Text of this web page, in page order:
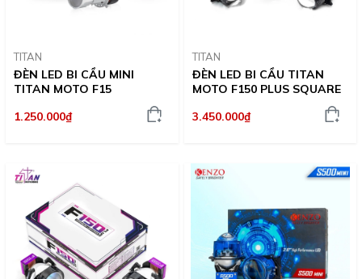
TITAN
ĐÈN LED BI CẦU MINI
TITAN MOTO F15
1.250.000₫
TITAN
ĐÈN LED BI CẦU TITAN
MOTO F150 PLUS SQUARE
3.450.000₫